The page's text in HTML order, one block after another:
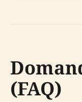
(FAQ)